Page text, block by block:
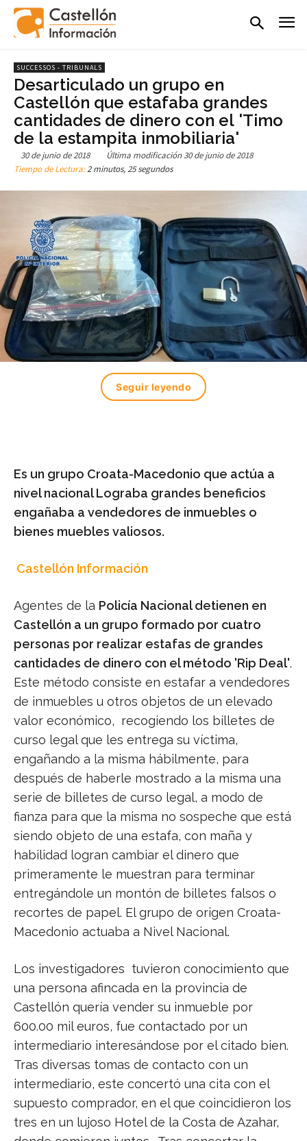
SUCCESSOS - TRIBUNALS
Desarticulado un grupo en
Castellón que estafaba grandes
cantidades de dinero con el 'Timo
de la estampita inmobiliaria'
30 de junio de 2018 Última modificación 30 de junio de 2018
Tiempo de Lectura:2 minutos, 25 segundos
Seguir leyendo
Es un grupo Croata-Macedonio que actúa a
nivel nacional Lograba grandes beneficios
engañaba a vendedores de inmuebles o
bienes muebles valiosos.
Castellón Información
Agentes de la Policía Nacional detienen en
Castellón a un grupo formado por cuatro
personas por realizar estafas de grandes
cantidades de dinero con el método 'Rip Deal'.
Este método consiste en estafar a vendedores
de inmuebles u otros objetos de un elevado
valor económico, recogiendo los billetes de
curso legal que les entrega su víctima,
engañando a la misma hábilmente, para
después de haberle mostrado a la misma una
serie de billetes de curso legal, a modo de
fianza para que la misma no sospeche que está
siendo objeto de una estafa, con maña y
habilidad logran cambiar el dinero que
primeramente le muestran para terminar
entregándole un montón de billetes falsos o
recortes de papel. El grupo de origen Croata-
Macedonio actuaba a Nivel Nacional.
Los investigadores tuvieron conocimiento que
una persona afincada en la provincia de
Castellón quería vender su inmueble por
600.00 mil euros, fue contactado por un
intermediario interesándose por el citado bien.
Tras diversas tomas de contacto con un
intermediario, este concertó una cita con el
supuesto comprador, en el que coincidieron los
tres en un lujoso Hotel de la Costa de Azahar,